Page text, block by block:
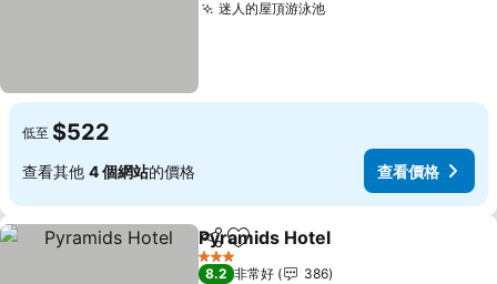
迷人的屋頂游泳池查看價格
低至 $522
查看其他 4 個網站的價格 查看價格
分享 加入我的最愛
Pyramids Hotel
3 星級
8.2 非常好
386